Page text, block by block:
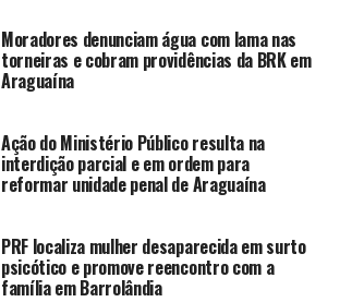
Moradores denunciam água com lama nas
torneiras e cobram providências da BRK em
Araguaína
Ação do Ministério Público resulta na
interdição parcial e em ordem para
reformar unidade penal de Araguaína
PRF localiza mulher desaparecida em surto
psicótico e promove reencontro com a
família em Barrolândia